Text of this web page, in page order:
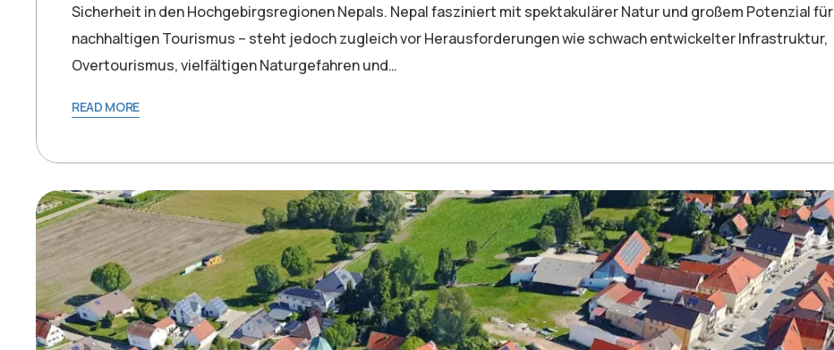
Sicherheit in den Hochgebirgsregionen Nepals. Nepal fasziniert mit spektakulärer Natur und großem Potenzial für
nachhaltigen Tourismus – steht jedoch zugleich vor Herausforderungen wie schwach entwickelter Infrastruktur,
Overtourismus, vielfältigen Naturgefahren und…
READ MORE